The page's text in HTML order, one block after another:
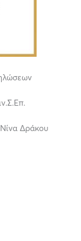
Νίνα Δράκου